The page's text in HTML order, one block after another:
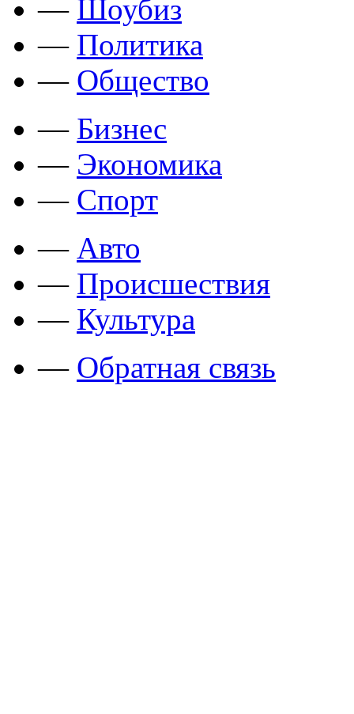
— Шоубиз
— Политика
— Общество
— Бизнес
— Экономика
— Спорт
— Авто
— Происшествия
— Культура
— Обратная связь